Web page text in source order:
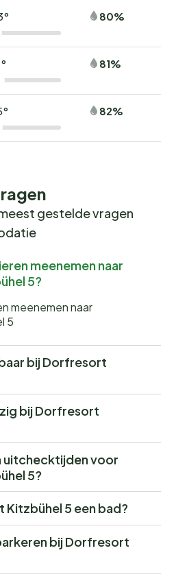
80%
81%
82%
gestelde vragen
meenemen naar
5?
meenemen naar
5
bij Dorfresort
bij Dorfresort
uitchecktijden voor
5?
5 een bad?
bij Dorfresort